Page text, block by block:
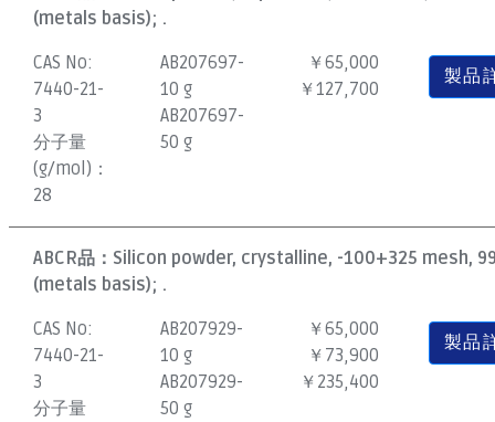
(metals basis); .
CAS No:
7440-21-
3
分子量
(g/mol)：
28
AB207697-
10 g
AB207697-
50 g
￥65,000
￥127,700
製品
ABCR品： Silicon powder, crystalline, -100+325 mesh,
(metals basis); .
CAS No:
7440-21-
3
分子量
AB207929-
10 g
AB207929-
50 g
￥65,000
￥73,900
￥235,400
製品